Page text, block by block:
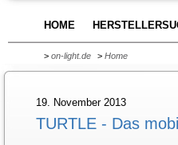
HOME
> on-light.de > Home
19. November 2013
TURTLE - Das